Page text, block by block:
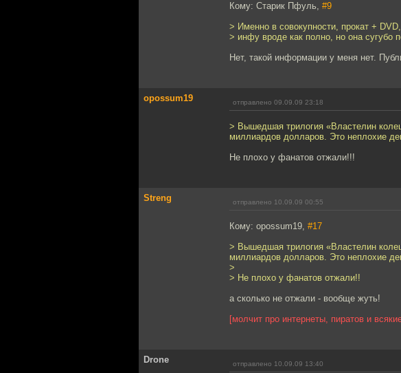
Кому: Старик Пфуль, #9
> Именно в совокупности, прокат +
> инфу вроде как полно, но она сугубо
Нет, такой информации у меня нет.
opossum19 отправлено 09.09.09 23:18
> Вышедшая трилогия «Властелин
миллиардов долларов. Это неплохие
Не плохо у фанатов отжали!!!
Streng отправлено 10.09.09 00:55
Кому: opossum19, #17
> Вышедшая трилогия «Властелин
миллиардов долларов. Это неплохие
>
> Не плохо у фанатов отжали!!
а сколько не отжали - вообще жуть!
[молчит про интернеты, пиратов и
Drone отправлено 10.09.09 13:40